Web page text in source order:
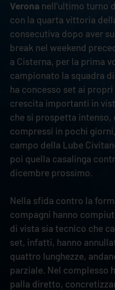
Verona nell’ultimo turno
con la quarta vittoria
consecutiva dopo aver
break nel weekend
a Cisterna, per la prima
campionato la squadra
ha concesso set ai
crescita importanti in
che si prospetta intenso,
compressi in pochi
campo della Lube
poi quella casalinga
dicembre prossimo.
Nella sfida contro la
compagni hanno
di vista sia tecnico che
set, infatti, hanno
quattro lunghezze,
parziale. Nel complesso
palla diretto,